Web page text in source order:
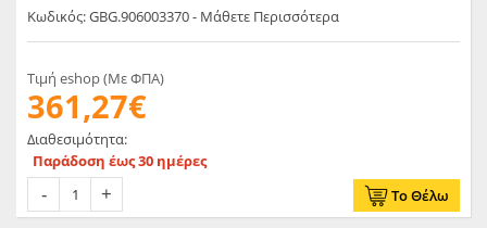
Κωδικός: GBG.906003370 - Μάθετε Περισσότερα
Τιμή eshop (Με ΦΠΑ)
361,27€
Διαθεσιμότητα:
Παράδοση έως 30 ημέρες
Το Θέλω